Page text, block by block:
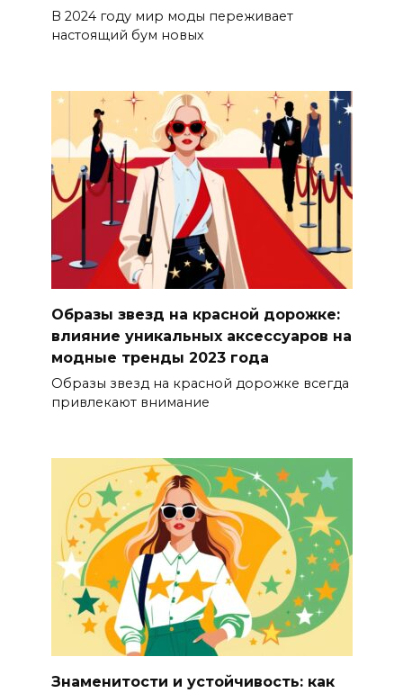
В 2024 году мир моды переживает
настоящий бум новых
Образы звезд на красной дорожке:
влияние уникальных аксессуаров на
модные тренды 2023 года
Образы звезд на красной дорожке всегда
привлекают внимание
Знаменитости и устойчивость: как